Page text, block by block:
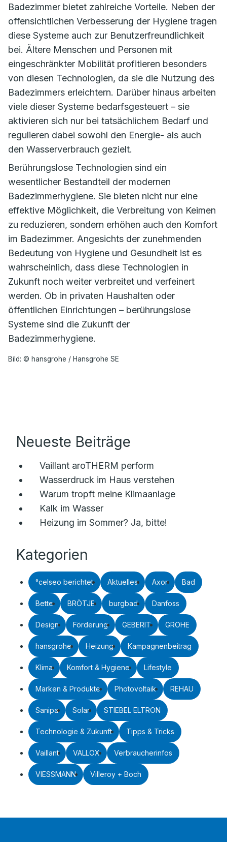
Badezimmer bietet zahlreiche Vorteile. Neben der
offensichtlichen Verbesserung der Hygiene tragen
diese Systeme auch zur Benutzerfreundlichkeit
bei. Ältere Menschen und Personen mit
eingeschränkter Mobilität profitieren besonders
von diesen Technologien, da sie die Nutzung des
Badezimmers erleichtern. Darüber hinaus arbeiten
viele dieser Systeme bedarfsgesteuert – sie
aktivieren sich nur bei tatsächlichem Bedarf und
regulieren dabei sowohl den Energie- als auch
den Wasserverbrauch gezielt.
Berührungslose Technologien sind ein
wesentlicher Bestandteil der modernen
Badezimmerhygiene. Sie bieten nicht nur eine
effektive Möglichkeit, die Verbreitung von Keimen
zu reduzieren, sondern erhöhen auch den Komfort
im Badezimmer. Angesichts der zunehmenden
Bedeutung von Hygiene und Gesundheit ist es
wahrscheinlich, dass diese Technologien in
Zukunft noch weiter verbreitet und verfeinert
werden. Ob in privaten Haushalten oder
öffentlichen Einrichtungen – berührungslose
Systeme sind die Zukunft der
Badezimmerhygiene.
Bild: © hansgrohe / Hansgrohe SE
Neueste Beiträge
Vaillant aroTHERM perform
Wasserdruck im Haus verstehen
Warum tropft meine Klimaanlage
Kalk im Wasser
Heizung im Sommer? Ja, bitte!
Kategorien
°celseo berichtet Aktuelles Axor Bad
Bette BRÖTJE burgbad Danfoss
Design Förderung GEBERIT GROHE
hansgrohe Heizung Kampagnenbeitrag
Klima Komfort & Hygiene Lifestyle
Marken & Produkte Photovoltaik REHAU
Sanipa Solar STIEBEL ELTRON
Technologie & Zukunft Tipps & Tricks
Vaillant VALLOX Verbraucherinfos
VIESSMANN Villeroy + Boch